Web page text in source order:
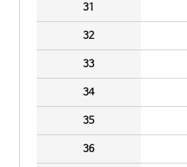
31
32
33
34
35
36